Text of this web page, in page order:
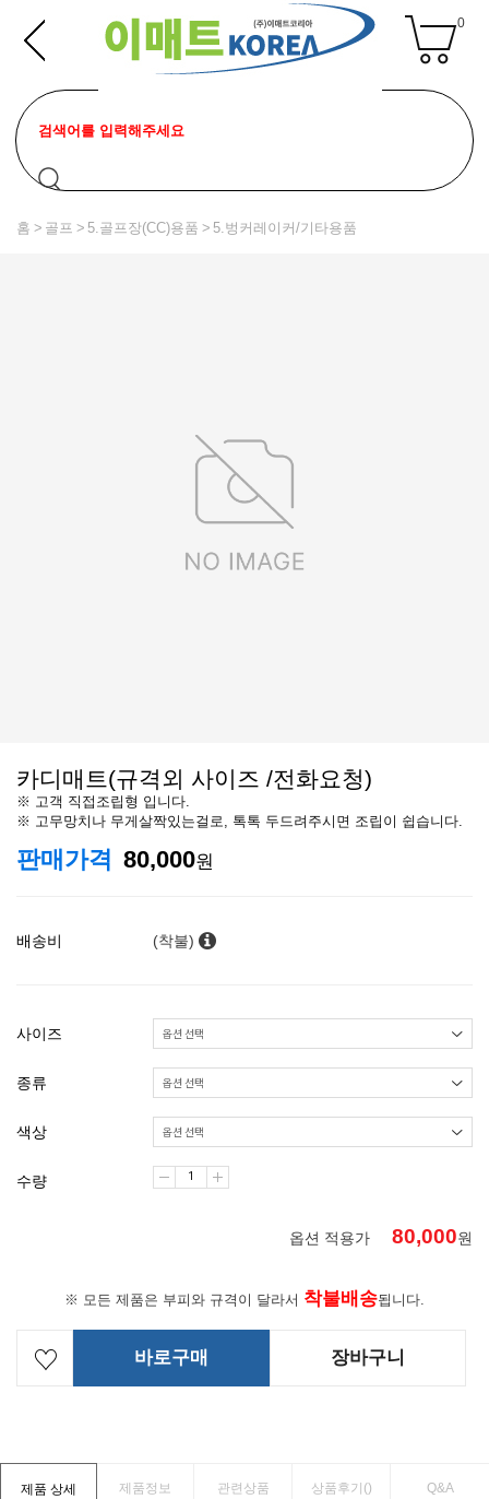
0
홈 골프 5.골프장(CC)용품 5.벙커레이커/기타용품
카디매트(규격외 사이즈 /전화요청)
※ 고객 직접조립형 입니다.
※ 고무망치나 무게살짝있는걸로, 톡톡 두드려주시면 조립이 쉽습니다.
판매가격 80,000원
배송비 (착불)
사이즈
종류
색상
수량
옵션 적용가 80,000원
※ 모든 제품은 부피와 규격이 달라서 착불배송됩니다.
바로구매 장바구니
제품 상세 제품정보 관련상품 상품후기() Q&A